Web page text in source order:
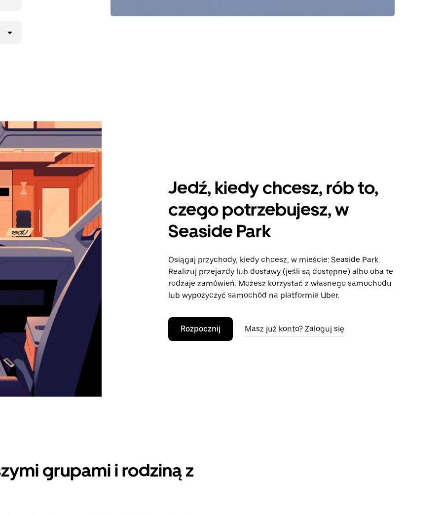
Jedź, kiedy chcesz, rób to,
czego potrzebujesz, w
Seaside Park
Osiągaj przychody, kiedy chcesz, w mieście: Seaside Park.
Realizuj przejazdy lub dostawy (jeśli są dostępne) albo oba te
rodzaje zamówień. Możesz korzystać z własnego samochodu
lub wypożyczyć samochód na platformie Uber.
Rozpocznij Masz już konto? Zaloguj się
grupami i rodziną z